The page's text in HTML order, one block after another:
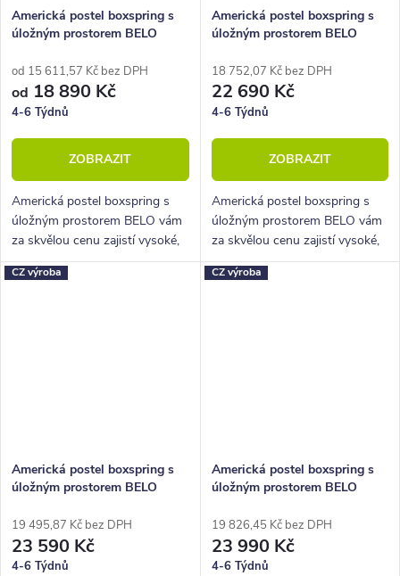
Americká postel boxspring s
úložným prostorem BELO
od 15 611,57 Kč bez DPH
od 18 890 Kč
4-6 Týdnů
ZOBRAZIT
Americká postel boxspring s
úložným prostorem BELO vám
za skvělou cenu zajistí vysoké,
pohodlné spaní a velký úložný
prostor.
Americká postel boxspring s
úložným prostorem BELO
18 752,07 Kč bez DPH
22 690 Kč
4-6 Týdnů
ZOBRAZIT
Americká postel boxspring s
úložným prostorem BELO vám
za skvělou cenu zajistí vysoké,
pohodlné spaní a velký úložný
prostor.
CZ výroba
Americká postel boxspring s
úložným prostorem BELO
19 495,87 Kč bez DPH
23 590 Kč
4-6 Týdnů
CZ výroba
Americká postel boxspring s
úložným prostorem BELO
19 826,45 Kč bez DPH
23 990 Kč
4-6 Týdnů